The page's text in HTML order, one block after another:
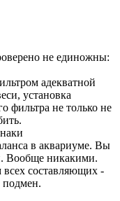
не единожны:
адекватной
установка
фильтра не только не
в аквариуме. Вы
Вообще никакими.
составляющих -
подмен.